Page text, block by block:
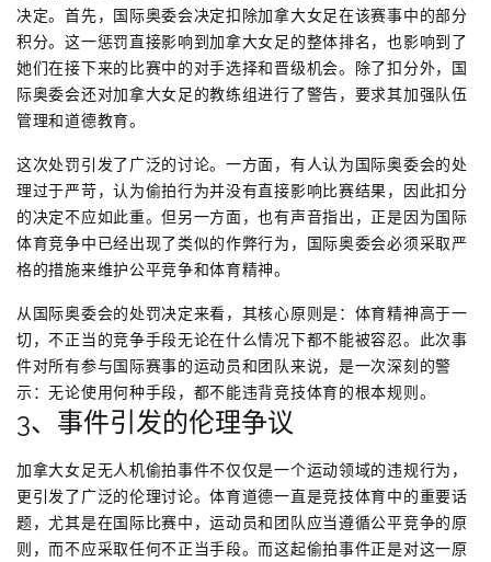
决定。首先，国际奥委会决定扣除加拿大女足在该赛事中的部分
积分。这一惩罚直接影响到加拿大女足的整体排名，也影响到了
她们在接下来的比赛中的对手选择和晋级机会。除了扣分外，国
际奥委会还对加拿大女足的教练组进行了警告，要求其加强队伍
管理和道德教育。
这次处罚引发了广泛的讨论。一方面，有人认为国际奥委会的处
理过于严苛，认为偷拍行为并没有直接影响比赛结果，因此扣分
的决定不应如此重。但另一方面，也有声音指出，正是因为国际
体育竞争中已经出现了类似的作弊行为，国际奥委会必须采取严
格的措施来维护公平竞争和体育精神。
从国际奥委会的处罚决定来看，其核心原则是：体育精神高于一
切，不正当的竞争手段无论在什么情况下都不能被容忍。此次事
件对所有参与国际赛事的运动员和团队来说，是一次深刻的警
示：无论使用何种手段，都不能违背竞技体育的根本规则。
3、事件引发的伦理争议
加拿大女足无人机偷拍事件不仅仅是一个运动领域的违规行为，
更引发了广泛的伦理讨论。体育道德一直是竞技体育中的重要话
题，尤其是在国际比赛中，运动员和团队应当遵循公平竞争的原
则，而不应采取任何不正当手段。而这起偷拍事件正是对这一原